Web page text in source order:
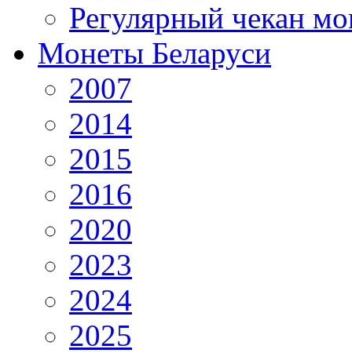
Регулярный чекан
Монеты Беларуси
2007
2014
2015
2016
2020
2023
2024
2025